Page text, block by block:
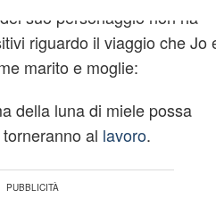
suo personaggio non ha
riguardo il viaggio che Jo
marito e moglie:
della luna di miele possa
al lavoro.